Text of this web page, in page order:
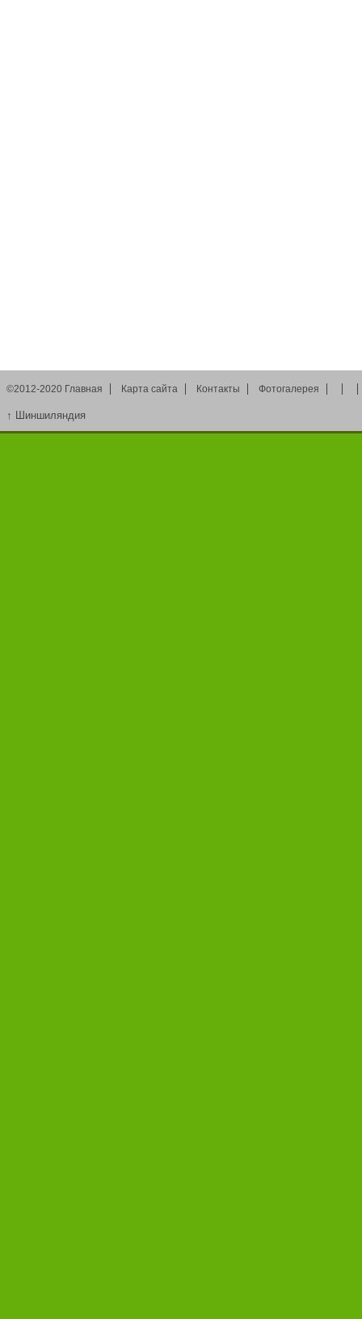
©2012-2020 Главная Карта сайта Контакты Фотогалерея
↑ Шиншиляндия